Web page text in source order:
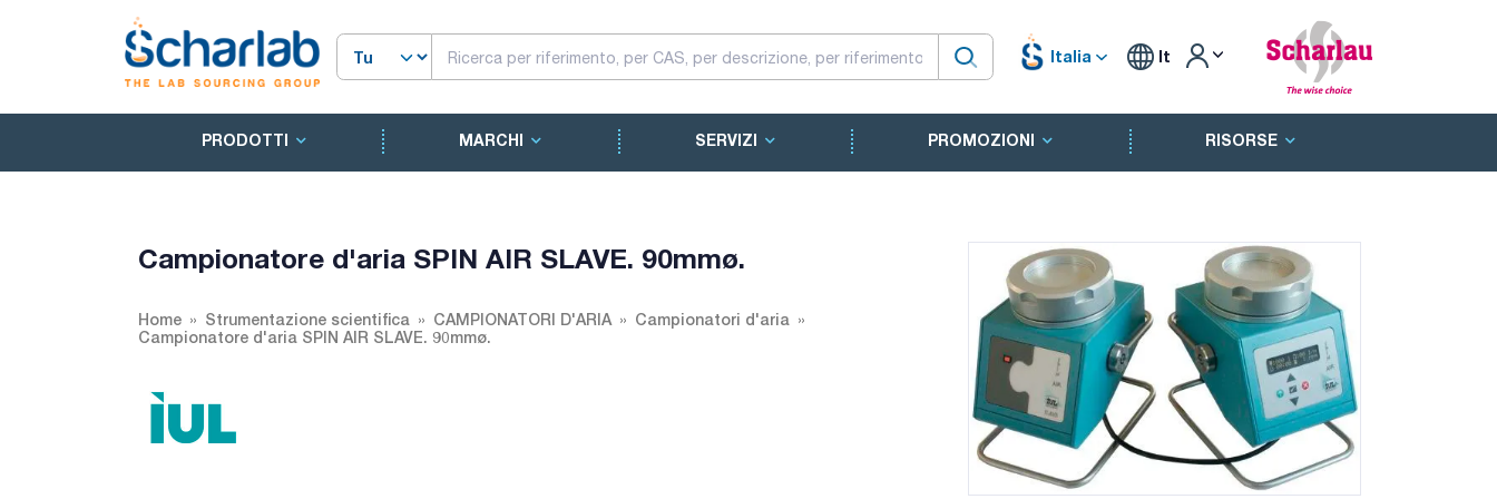
Italia It
PRODOTTI MARCHI SERVIZI PROMOZIONI RISORSE
Campionatore d'aria SPIN AIR SLAVE. 90mmø.
Home Strumentazione scientifica CAMPIONATORI D'ARIA
Campionatori d'aria
Campionatore d'aria SPIN AIR SLAVE. 90mmø.